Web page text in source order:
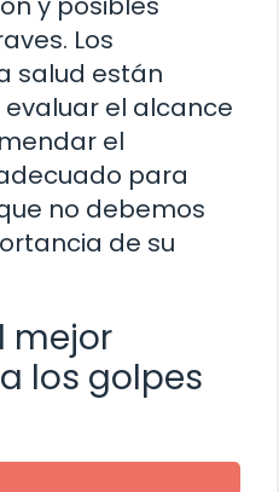
Los
salud están
el alcance
el
para
no debemos
de su
mejor
los golpes